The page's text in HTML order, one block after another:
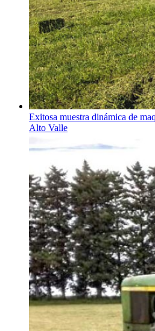
Exitosa muestra dinámica de
Alto Valle